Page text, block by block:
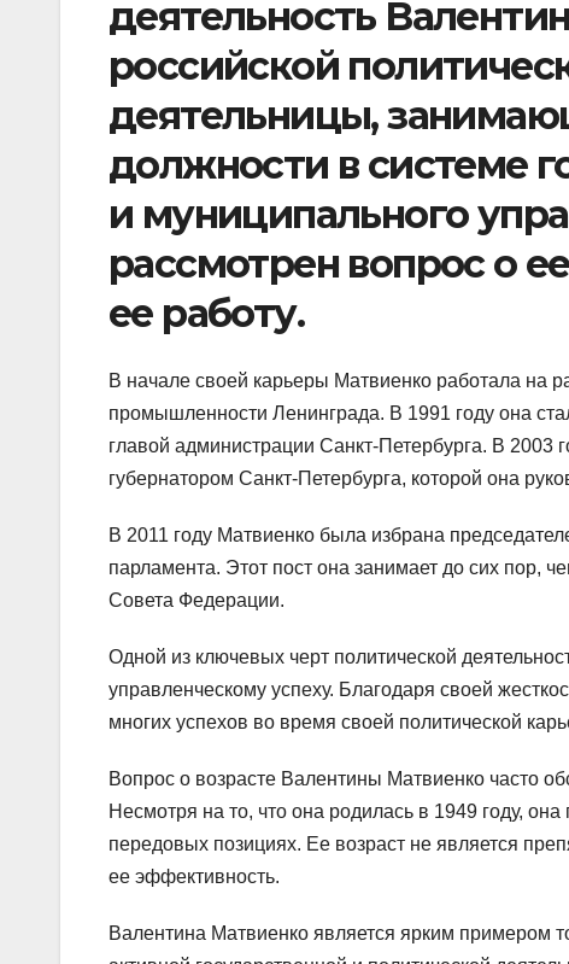
деятельность
российской
деятельницы,
должности в системе
и муниципального
рассмотрен вопрос о
ее работу.
В начале своей карьеры Матвиенко работала на
промышленности Ленинграда. В 1991 году она
главой администрации Санкт-Петербурга. В
губернатором Санкт-Петербурга, которой она
В 2011 году Матвиенко была избрана
парламента. Этот пост она занимает до сих пор,
Совета Федерации.
Одной из ключевых черт политической
управленческому успеху. Благодаря своей
многих успехов во время своей политической
Вопрос о возрасте Валентины Матвиенко часто
Несмотря на то, что она родилась в 1949 году,
передовых позициях. Ее возраст не является
ее эффективность.
Валентина Матвиенко является ярким примером